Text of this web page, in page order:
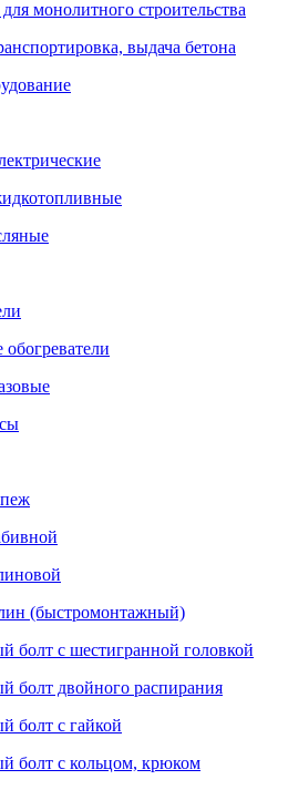
монолитного строительства
выдача бетона
(быстромонтажный)
болт с шестигранной головкой
болт двойного распирания
болт с гайкой
болт с кольцом, крюком